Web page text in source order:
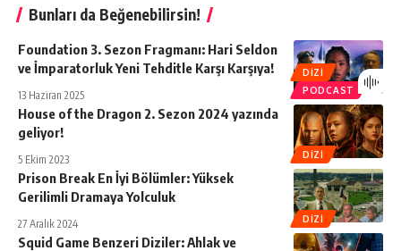
Bunları da Beğenebilirsin!
DIZI
PODCAST
Foundation 3. Sezon Fragmanı: Hari Seldon
ve İmparatorluk Yeni Tehditle Karşı Karşıya!
13 Haziran 2025
DIZI
House of the Dragon 2. Sezon 2024 yazında
geliyor!
5 Ekim 2023
DIZI
Prison Break En İyi Bölümler: Yüksek
Gerilimli Dramaya Yolculuk
27 Aralık 2024
Squid Game Benzeri Diziler: Ahlak ve